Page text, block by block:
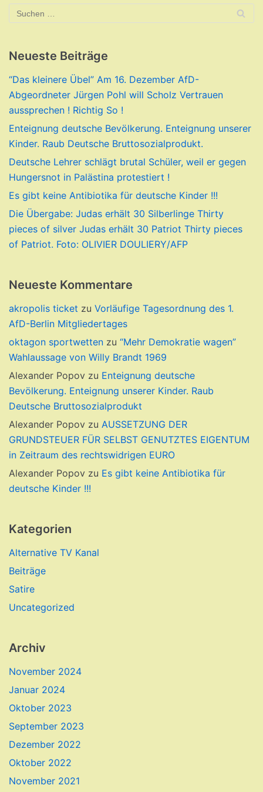
Neueste Beiträge
“Das kleinere Übel” Am 16. Dezember AfD-
Abgeordneter Jürgen Pohl will Scholz Vertrauen
aussprechen ! Richtig So !
Enteignung deutsche Bevölkerung. Enteignung unserer
Kinder. Raub Deutsche Bruttosozialprodukt.
Deutsche Lehrer schlägt brutal Schüler, weil er gegen
Hungersnot in Palästina protestiert !
Es gibt keine Antibiotika für deutsche Kinder !!!
Die Übergabe: Judas erhält 30 Silberlinge Thirty
pieces of silver Judas erhält 30 Patriot Thirty pieces
of Patriot. Foto: OLIVIER DOULIERY/AFP
Neueste Kommentare
akropolis ticket zu Vorläufige Tagesordnung des 1.
AfD-Berlin Mitgliedertages
oktagon sportwetten zu “Mehr Demokratie wagen”
Wahlaussage von Willy Brandt 1969
Alexander Popov zu Enteignung deutsche
Bevölkerung. Enteignung unserer Kinder. Raub
Deutsche Bruttosozialprodukt
Alexander Popov zu AUSSETZUNG DER
GRUNDSTEUER FÜR SELBST GENUTZTES EIGENTUM
in Zeitraum des rechtswidrigen EURO
Alexander Popov zu Es gibt keine Antibiotika für
deutsche Kinder !!!
Kategorien
Alternative TV Kanal
Beiträge
Satire
Uncategorized
Archiv
November 2024
Januar 2024
Oktober 2023
September 2023
Dezember 2022
Oktober 2022
November 2021